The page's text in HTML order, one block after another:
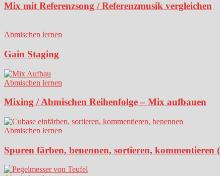
Mix mit Referenzsong / Referenzmusik vergleichen
Abmischen lernen
Gain Staging
Abmischen lernen
Mixing / Abmischen Reihenfolge – Mix aufbauen
Abmischen lernen
Spuren färben, benennen, sortieren, kommentieren